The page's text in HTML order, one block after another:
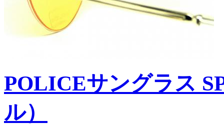
POLICEサングラス
ル）